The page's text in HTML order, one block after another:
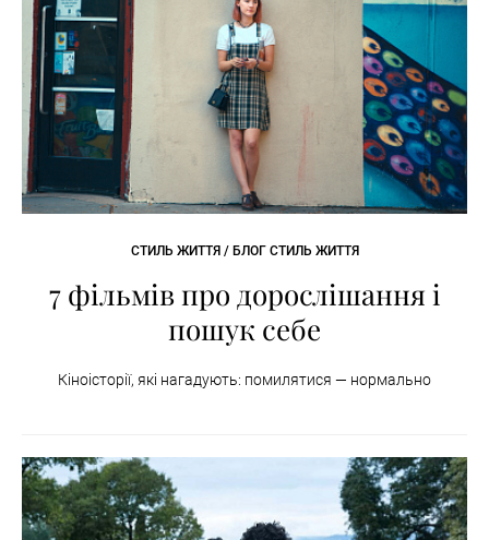
СТИЛЬ ЖИТТЯ / БЛОГ СТИЛЬ ЖИТТЯ
7 фільмів про дорослішання і
пошук себе
Кіноісторії, які нагадують: помилятися — нормально